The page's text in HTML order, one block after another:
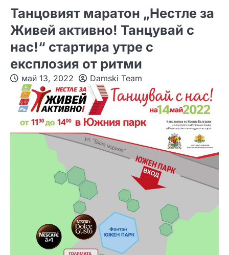
Танцовият маратон „Нестле за
Живей активно! Танцувай с
нас!“ стартира утре с
експлозия от ритми
май 13, 2022 Damski Team